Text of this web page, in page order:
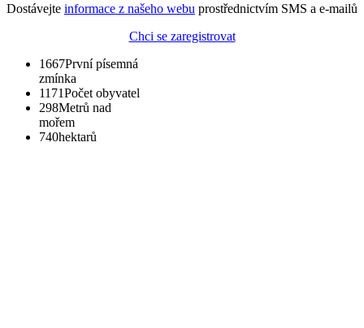
Dostávejte informace z našeho webu prostřednictvím SMS a e-mailů
Chci se zaregistrovat
1667První písemná
zmínka
1171Počet obyvatel
298Metrů nad
mořem
740hektarů